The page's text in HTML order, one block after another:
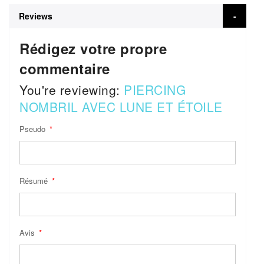
Reviews
Rédigez votre propre
commentaire
You're reviewing: PIERCING
NOMBRIL AVEC LUNE ET ÉTOILE
Pseudo
Résumé
Avis